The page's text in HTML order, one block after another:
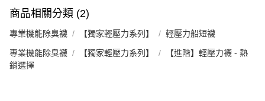
商品相關分類 (2)
專業機能除臭襪 【獨家輕壓力系列】 輕壓力船短襪
專業機能除臭襪 【獨家輕壓力系列】
【進階】輕壓力襪 - 熱
銷選擇